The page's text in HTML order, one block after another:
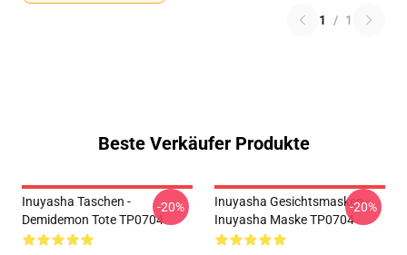
1 / 1
Beste Verkäufer Produkte
Inuyasha Taschen -
Demidemon Tote TP0704
-20%
Inuyasha Gesichtsmasken -
Inuyasha Maske TP0704
-20%